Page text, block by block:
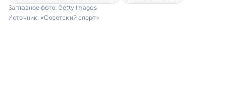
Заглавное фото: Getty Images
Источник: «Советский спорт»